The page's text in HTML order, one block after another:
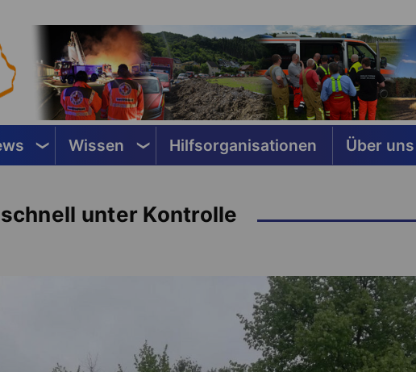
Wissen Hilfsorganisationen Über uns
unter Kontrolle